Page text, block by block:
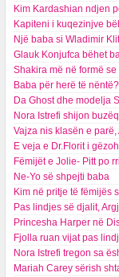
Kim Kardashian ndjen
Kapiteni i kuqezinjve
Një baba si Wladimir
Glauk Konjufca bëhet
Shakira më në formë
Baba për herë të nëntë?
Da Ghost dhe modelja
Nora Istrefi shijon
Vajza nis klasën e parë,
E veja e Dr.Florit i
Fëmijët e Jolie- Pitt po
Ne-Yo së shpejti baba
Kim në pritje të fëmijës
Pas lindjes së djalit,
Princesha Harper në
Fjolla ruan vijat pas
Nora Istrefi tregon sa
Mariah Carey sërish